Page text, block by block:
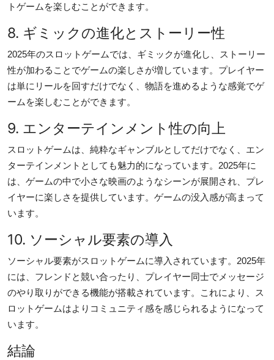
トゲームを楽しむことができます。
8. ギミックの進化とストーリー性
2025年のスロットゲームでは、ギミックが進化し、ストーリー
性が加わることでゲームの楽しさが増しています。プレイヤー
は単にリールを回すだけでなく、物語を進めるような感覚でゲ
ームを楽しむことができます。
9. エンターテインメント性の向上
スロットゲームは、純粋なギャンブルとしてだけでなく、エン
ターテインメントとしても魅力的になっています。2025年に
は、ゲームの中で小さな映画のようなシーンが展開され、プレ
イヤーに楽しさを提供しています。ゲームの没入感が高まって
います。
10. ソーシャル要素の導入
ソーシャル要素がスロットゲームに導入されています。2025年
には、フレンドと競い合ったり、プレイヤー同士でメッセージ
のやり取りができる機能が搭載されています。これにより、ス
ロットゲームはよりコミュニティ感を感じられるようになって
います。
結論